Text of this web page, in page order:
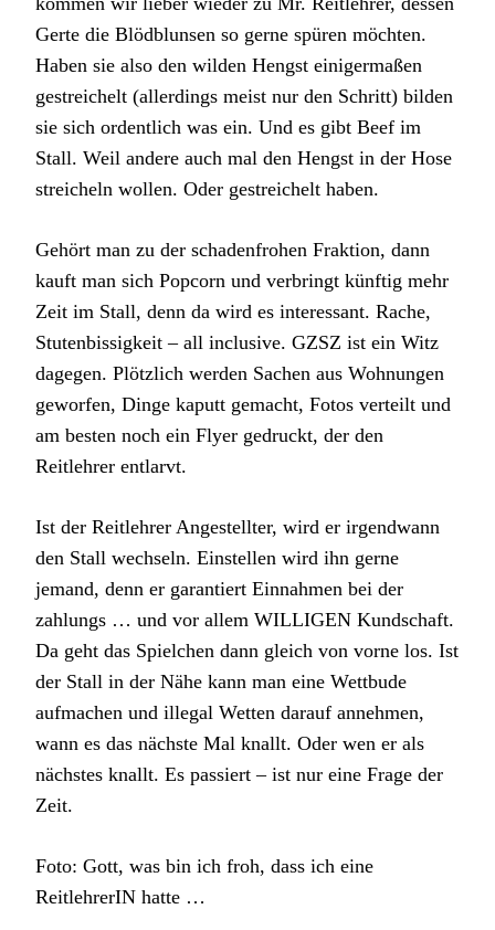
Gerte die Blödblunsen so gerne spüren möchten.
Haben sie also den wilden Hengst einigermaßen
gestreichelt (allerdings meist nur den Schritt) bilden
sie sich ordentlich was ein. Und es gibt Beef im
Stall. Weil andere auch mal den Hengst in der Hose
streicheln wollen. Oder gestreichelt haben.
Gehört man zu der schadenfrohen Fraktion, dann
kauft man sich Popcorn und verbringt künftig mehr
Zeit im Stall, denn da wird es interessant. Rache,
Stutenbissigkeit – all inclusive. GZSZ ist ein Witz
dagegen. Plötzlich werden Sachen aus Wohnungen
geworfen, Dinge kaputt gemacht, Fotos verteilt und
am besten noch ein Flyer gedruckt, der den
Reitlehrer entlarvt.
Ist der Reitlehrer Angestellter, wird er irgendwann
den Stall wechseln. Einstellen wird ihn gerne
jemand, denn er garantiert Einnahmen bei der
zahlungs … und vor allem WILLIGEN Kundschaft.
Da geht das Spielchen dann gleich von vorne los. Ist
der Stall in der Nähe kann man eine Wettbude
aufmachen und illegal Wetten darauf annehmen,
wann es das nächste Mal knallt. Oder wen er als
nächstes knallt. Es passiert – ist nur eine Frage der
Zeit.
Foto: Gott, was bin ich froh, dass ich eine
ReitlehrerIN hatte …